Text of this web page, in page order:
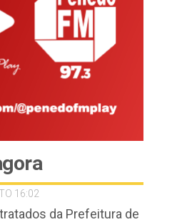
16:02
da Prefeitura de